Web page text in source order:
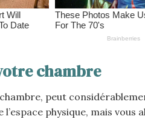
chambre
peut
physique, mais